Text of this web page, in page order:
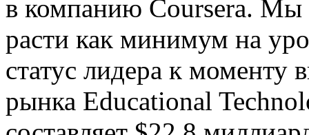
в компанию Coursera. Мы
расти как минимум на
статус лидера к моменту
рынка Educational